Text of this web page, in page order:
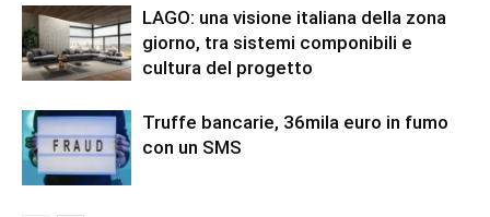
LAGO: una visione italiana della zona
giorno, tra sistemi componibili e
cultura del progetto
Truffe bancarie, 36mila euro in fumo
con un SMS